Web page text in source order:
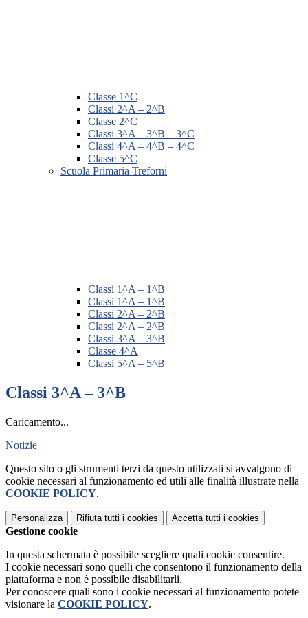
Classe 1^C
Classi 2^A – 2^B
Classe 2^C
Classi 3^A – 3^B – 3^C
Classi 4^A – 4^B – 4^C
Classe 5^C
Scuola Primaria Treforni
Classi 1^A – 1^B
Classi 1^A – 1^B
Classi 2^A – 2^B
Classi 2^A – 2^B
Classi 3^A – 3^B
Classe 4^A
Classi 5^A – 5^B
Classi 3^A – 3^B
Caricamento...
Notizie
Questo sito o gli strumenti terzi da questo utilizzati si avvalgono di
cookie necessari al funzionamento ed utili alle finalità illustrate nella
COOKIE POLICY.
Personalizza Rifiuta tutti i cookies Accetta tutti i cookies
Gestione cookie
In questa schermata è possibile scegliere quali cookie consentire.
I cookie necessari sono quelli che consentono il funzionamento della
piattaforma e non è possibile disabilitarli.
Per conoscere quali sono i cookie necessari al funzionamento potete
visionare la COOKIE POLICY.